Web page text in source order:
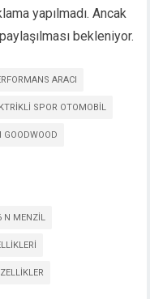
yapılmadı. Ancak
bekleniyor.
ARACI
SPOR OTOMOBIL
GOODWOOD
N MENZIL